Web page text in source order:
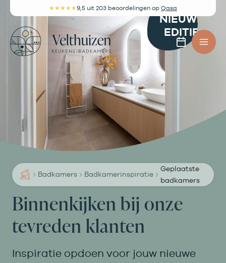
inhoud
★★★★★9,5 uit 203 beoordelingen op Qasa
maken
Badkamers Badkamerinspiratie
Geplaatste
badkamers
Binnenkijken bij onze
tevreden klanten
Inspiratie opdoen voor jouw nieuwe
NIEUWE
EDITIE